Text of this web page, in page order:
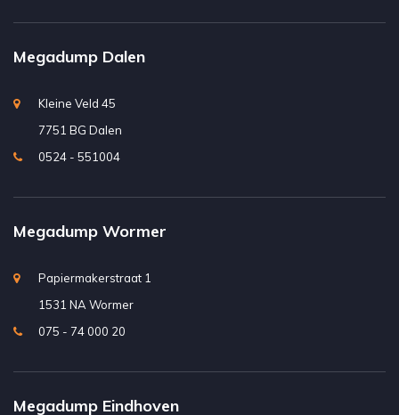
Megadump Dalen
Kleine Veld 45
7751 BG Dalen
0524 - 551004
Megadump Wormer
Papiermakerstraat 1
1531 NA Wormer
075 - 74 000 20
Megadump Eindhoven